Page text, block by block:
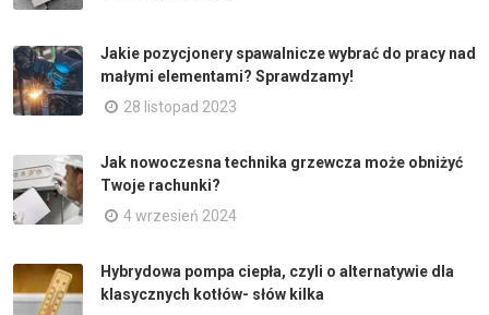
Jakie pozycjonery spawalnicze wybrać do pracy nad
małymi elementami? Sprawdzamy!
28 listopad 2023
Jak nowoczesna technika grzewcza może obniżyć
Twoje rachunki?
4 wrzesień 2024
Hybrydowa pompa ciepła, czyli o alternatywie dla
klasycznych kotłów- słów kilka